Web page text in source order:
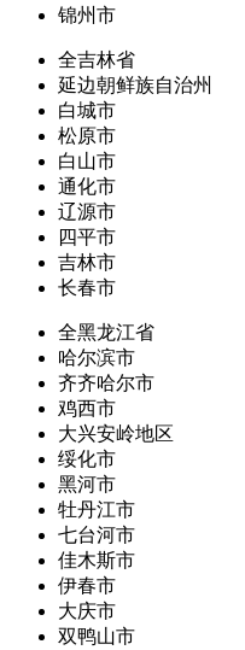
锦州市
全吉林省
延边朝鲜族自治州
白城市
松原市
白山市
通化市
辽源市
四平市
吉林市
长春市
全黑龙江省
哈尔滨市
齐齐哈尔市
鸡西市
大兴安岭地区
绥化市
黑河市
牡丹江市
七台河市
佳木斯市
伊春市
大庆市
双鸭山市